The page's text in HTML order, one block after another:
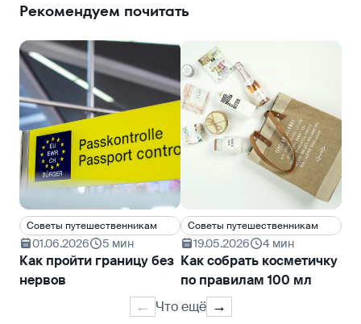
Рекомендуем почитать
Cоветы путешественникам
01.06.2026 5 мин
Как пройти границу без
нервов
Cоветы путешественникам
19.05.2026 4 мин
Как собрать косметичку
по правилам 100 мл
← Что ещё →